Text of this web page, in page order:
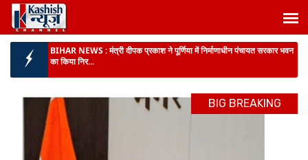
BIHAR NEWS :मंत्री दीपक प्रकाश ने पूर्णिया में निर्माणाधीन पंचायत सरकार भवन
का किया निर...
दर्दनाक हादसा :
बिहार में गंगा-गंडक पर बनेंगे 16 नए जेटी :
परिवहन से कारोबार को मिलेगी नई रफ्तार...
BIG BREAKING